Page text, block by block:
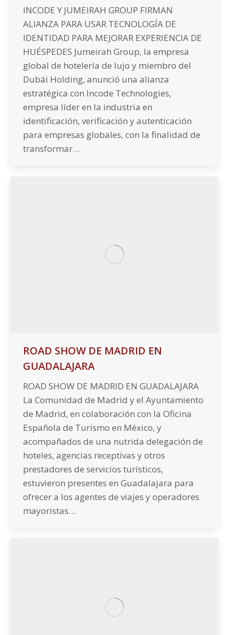
INCODE Y JUMEIRAH GROUP FIRMAN
ALIANZA PARA USAR TECNOLOGÍA DE
IDENTIDAD PARA MEJORAR EXPERIENCIA DE
HUÉSPEDES Jumeirah Group, la empresa
global de hotelería de lujo y miembro del
Dubái Holding, anunció una alianza
estratégica con Incode Technologies,
empresa líder en la industria en
identificación, verificación y autenticación
para empresas globales, con la finalidad de
transformar…
ROAD SHOW DE MADRID EN
GUADALAJARA
ROAD SHOW DE MADRID EN GUADALAJARA
La Comunidad de Madrid y el Ayuntamiento
de Madrid, en colaboración con la Oficina
Española de Turismo en México, y
acompañados de una nutrida delegación de
hoteles, agencias receptivas y otros
prestadores de servicios turísticos,
estuvieron presentes en Guadalajara para
ofrecer a los agentes de viajes y operadores
mayoristas…